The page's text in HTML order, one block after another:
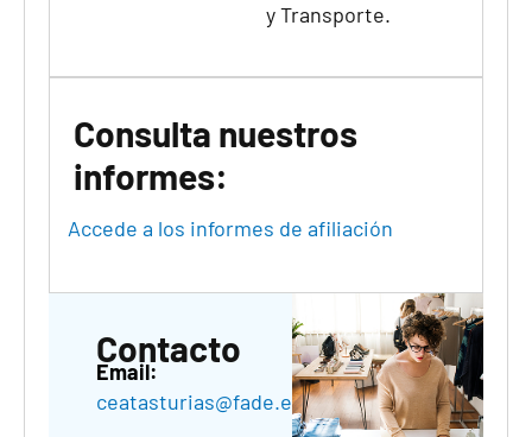
y Transporte.
Consulta nuestros
informes:
Accede a los informes de afiliación
Contacto
Email:
ceatasturias@fade.es